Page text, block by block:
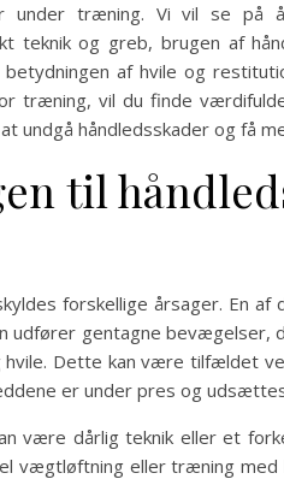
under træning. Vi vil se på
teknik og greb, brugen af
af hvile og
træning, vil du finde
undgå håndledsskader og få
til
forskellige årsager. En
udfører gentagne
Dette kan være tilfældet
er under pres og
være dårlig teknik eller et
vægtløftning eller træning